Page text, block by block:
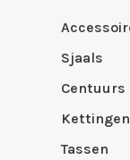
Sjaals
Centuurs
Kettingen
Tassen